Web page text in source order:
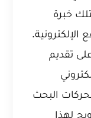
خبرة
تقديم
البحث
لهذا